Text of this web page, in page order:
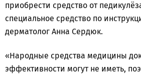
приобрести средство от
специальное средство по
дерматолог Анна Сердюк.
«Народные средства медицины
эффективности могут не иметь,